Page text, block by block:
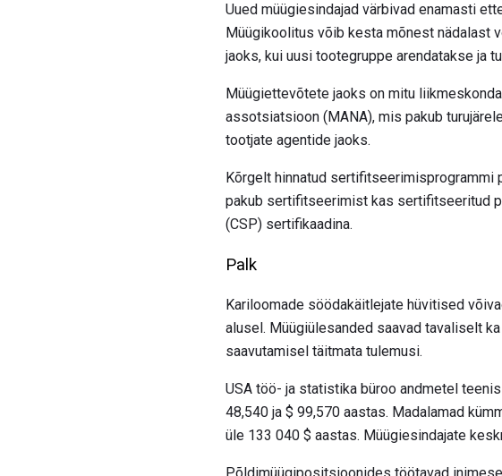
Uued müügiesindajad värbivad enamasti
Müügikoolitus võib kesta mõnest nädalast
jaoks, kui uusi tootegruppe arendatakse ja
Müügiettevõtete jaoks on mitu
assotsiatsioon (MANA), mis pakub
tootjate agentide jaoks.
Kõrgelt hinnatud sertifitseerimisprogrammi
pakub sertifitseerimist kas sertifitseeritud
(CSP) sertifikaadina.
Palk
Kariloomade söödakäitlejate hüvitised
alusel. Müügiülesanded saavad tavaliselt
saavutamisel täitmata tulemusi.
USA töö- ja statistika büroo andmetel
48,540 ja $ 99,570 aastas. Madalamad
üle 133 040 $ aastas. Müügiesindajate
Põldimüügipositsioonides töötavad